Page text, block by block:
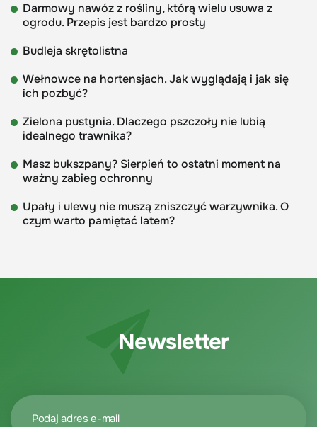
Darmowy nawóz z rośliny, którą wielu usuwa z
ogrodu. Przepis jest bardzo prosty
Budleja skrętolistna
Wełnowce na hortensjach. Jak wyglądają i jak się
ich pozbyć?
Zielona pustynia. Dlaczego pszczoły nie lubią
idealnego trawnika?
Masz bukszpany? Sierpień to ostatni moment na
ważny zabieg ochronny
Upały i ulewy nie muszą zniszczyć warzywnika. O
czym warto pamiętać latem?
Newsletter